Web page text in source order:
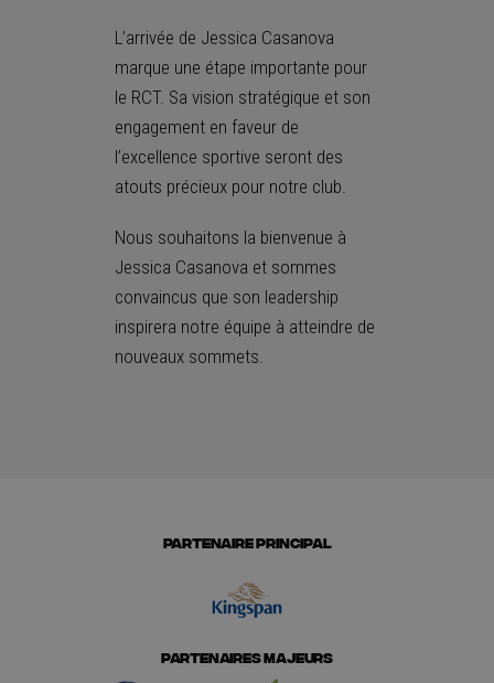
L’arrivée de Jessica Casanova
marque une étape importante pour
le RCT. Sa vision stratégique et son
engagement en faveur de
l’excellence sportive seront des
atouts précieux pour notre club.
Nous souhaitons la bienvenue à
Jessica Casanova et sommes
convaincus que son leadership
inspirera notre équipe à atteindre de
nouveaux sommets.
PARTENAIRE PRINCIPAL
PARTENAIRES MAJEURS